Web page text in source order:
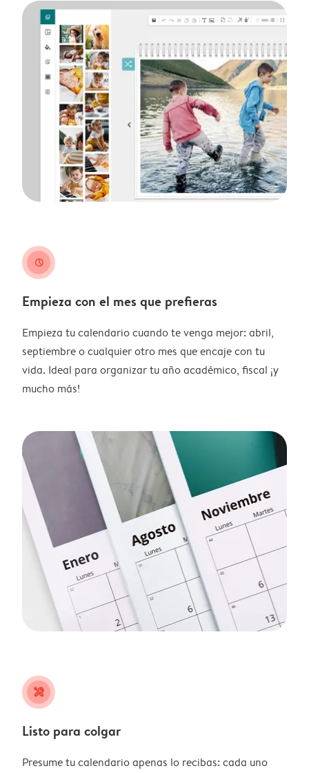
clock
Empieza con el mes que prefieras
Empieza tu calendario cuando te venga mejor: abril,
septiembre o cualquier otro mes que encaje con tu
vida. Ideal para organizar tu año académico, fiscal ¡y
mucho más!
tools
Listo para colgar
Presume tu calendario apenas lo recibas: cada uno